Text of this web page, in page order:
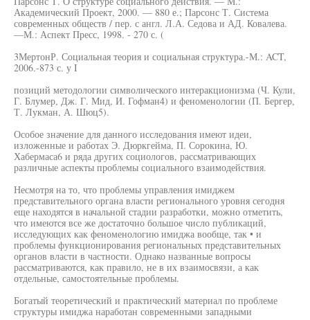
Академический Проект, 2000. — 880 е.; Парсонс Т. Система
современных обществ / пер. с англ. Л.А. Седова и АД. Ковалева.
—М.: Аспект Пресс, 1998. - 270 с. (
3МертонР. Социальная теория и социальная структура.-М.: ACT,
2006.-873 с. у I
позиций методологии символического интеракционизма (Ч. Кули,
Г. Блумер, Дж. Г. Мид, И. Гофман4) и феноменологии (П. Бергер,
Т. Лукман, А. Шюц5).
Особое значение для данного исследования имеют идеи,
изложенные и работах Э. Дюркгейма, П. Сорокина, Ю.
Хабермаса6 и ряда других социологов, рассматривающих
различные аспекты проблемы социального взаимодействия.
Несмотря на то, что проблемы управления имиджем
представительного органа власти регионального уровня сегодня
еще находятся в начальной стадии разработки, можно отметить,
что имеются все же достаточно большое число публикаций,
исследующих как феноменологию имиджа вообще, так • и
проблемы функционирования региональных представительных
органов власти в частности. Однако названные вопросы
рассматриваются, как правило, не в их взаимосвязи, а как
отдельные, самостоятельные проблемы.
Богатый теоретический и практический материал по проблеме
структуры имиджа наработан современными западными